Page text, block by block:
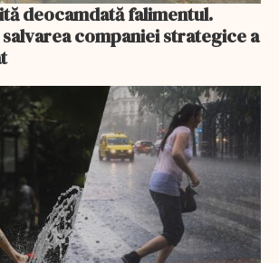
deocamdată falimentul.
companiei strategice a